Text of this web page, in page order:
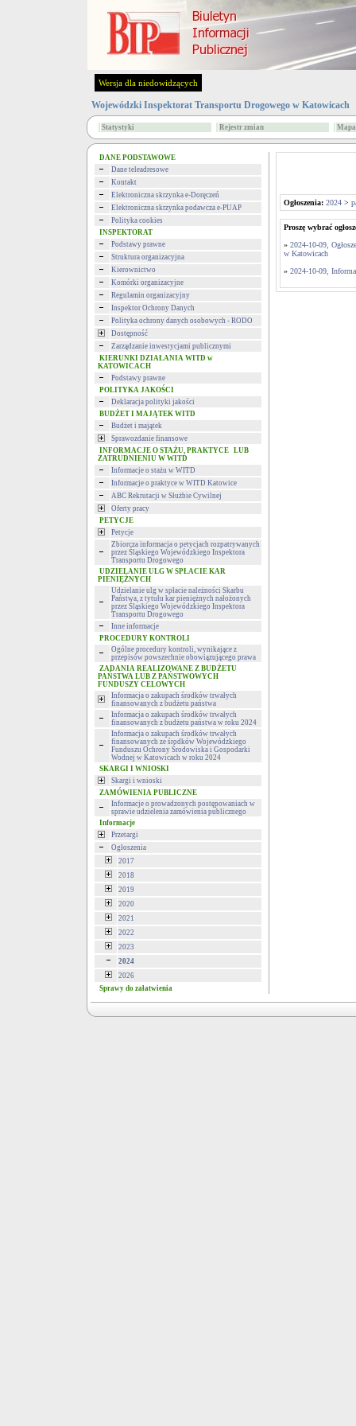
Wersja dla niedowidzących
Wojewódzki Inspektorat Transportu Drogowego w Katowicach
Statystyki Rejestr zmian
DANE PODSTAWOWE
Dane teleadresowe
Kontakt
Elektroniczna skrzynka e-Doręczeń
Elektroniczna skrzynka podawcza e-PUAP
Polityka cookies
INSPEKTORAT
Podstawy prawne
Struktura organizacyjna
Kierownictwo
Komórki organizacyjne
Regulamin organizacyjny
Inspektor Ochrony Danych
Polityka ochrony danych osobowych - RODO
Dostępność
Zarządzanie inwestycjami publicznymi
KIERUNKI DZIAŁANIA WITD w
KATOWICACH
Podstawy prawne
POLITYKA JAKOŚCI
Deklaracja polityki jakości
BUDŻET I MAJĄTEK WITD
Budżet i majątek
Sprawozdanie finansowe
INFORMACJE O STAŻU, PRAKTYCE LUB
ZATRUDNIENIU W WITD
Informacje o stażu w WITD
Informacje o praktyce w WITD Katowice
ABC Rekrutacji w Służbie Cywilnej
Oferty pracy
PETYCJE
Petycje
Zbiorcza informacja o petycjach rozpatrywanych
przez Śląskiego Wojewódzkiego Inspektora
Transportu Drogowego
UDZIELANIE ULG W SPŁACIE KAR
PIENIĘŻNYCH
Udzielanie ulg w spłacie należności Skarbu
Państwa, z tytułu kar pieniężnych nałożonych
przez Śląskiego Wojewódzkiego Inspektora
Transportu Drogowego
Inne informacje
PROCEDURY KONTROLI
Ogólne procedury kontroli, wynikające z
przepisów powszechnie obowiązującego prawa
ZADANIA REALIZOWANE Z BUDŻETU
PAŃSTWA LUB Z PAŃSTWOWYCH
FUNDUSZY CELOWYCH
Informacja o zakupach środków trwałych
finansowanych z budżetu państwa
Informacja o zakupach środków trwałych
finansowanych z budżetu państwa w roku 2024
Informacja o zakupach środków trwałych
finansowanych ze środków Wojewódzkiego
Funduszu Ochrony Środowiska i Gospodarki
Wodnej w Katowicach w roku 2024
SKARGI I WNIOSKI
Skargi i wnioski
ZAMÓWIENIA PUBLICZNE
Informacje o prowadzonych postępowaniach w
sprawie udzielenia zamówienia publicznego
Informacje
Przetargi
Ogłoszenia
2017
2018
2019
2020
2021
2022
2023
2024
2026
Sprawy do załatwienia
Ogłoszenia: 2024 >
Proszę wybrać
» 2024-10-09,
w Katowicach
» 2024-10-09,